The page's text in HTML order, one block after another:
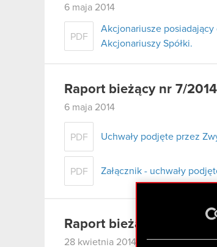
6 maja 2014
PDF
Akcjonariusze posiadający
Akcjonariuszy Spółki.
Raport bieżący nr 7/2014
6 maja 2014
PDF Uchwały podjęte przez
PDF Załącznik - uchwały
Raport bieżący nr 6/2014
28 kwietnia 2014